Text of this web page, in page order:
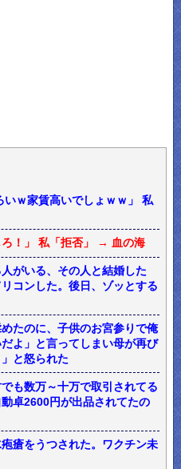
いｗ家賃高いでしょｗｗ」 私
！」 私「拒否」 → 血の海
がいる、その人と結婚した
コンした。後日、ゾッとする
たのに、子供のお宮参りで俺
よ」と言ってしまい母が再び
と怒られた
も数万～十万で取引されてる
卓2600円が出品されてたの
瘡をうつされた。ワクチン未